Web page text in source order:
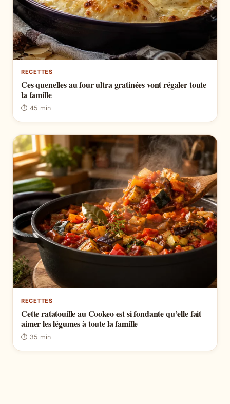
RECETTES
Ces quenelles au four ultra gratinées vont régaler toute
la famille
⏱ 45 min
RECETTES
Cette ratatouille au Cookeo est si fondante qu’elle fait
aimer les légumes à toute la famille
⏱ 35 min